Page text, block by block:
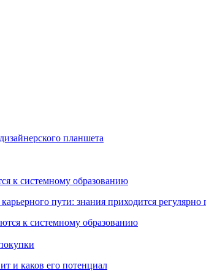
планшета
к системному образованию
пути: знания приходится
и каков его потенциал